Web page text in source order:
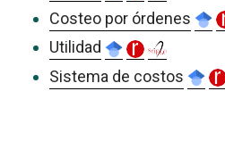
Costeo por órdenes
Utilidad
Sistema de costos